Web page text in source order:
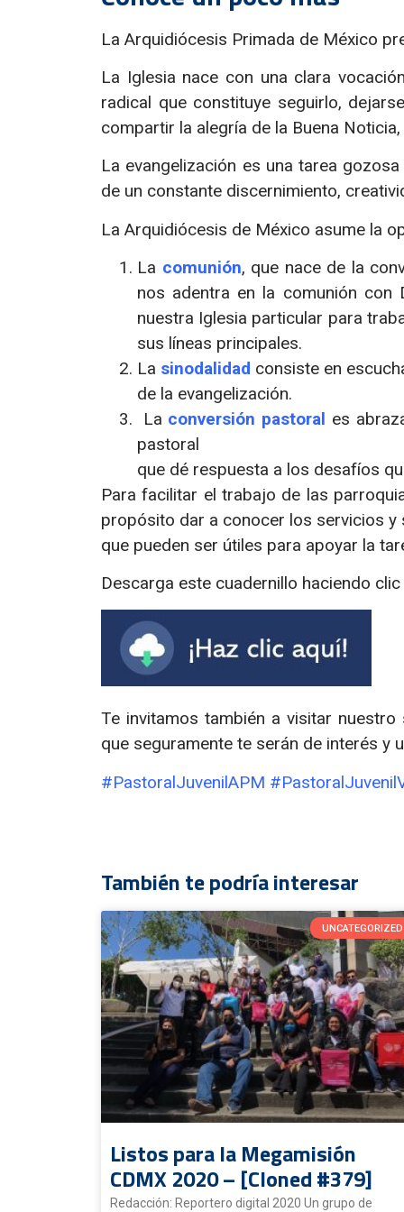
La Arquidiócesis Primada de México
La Iglesia nace con una clara
radical que constituye seguirlo,
compartir la alegría de la Buena
La evangelización es una tarea
de un constante discernimiento,
La Arquidiócesis de México asume la
La comunión, que nace de la
nos adentra en la comunión
nuestra Iglesia particular para
sus líneas principales.
La sinodalidad consiste en
de la evangelización.
La conversión pastoral es
pastoral
que dé respuesta a los desafíos
Para facilitar el trabajo de las
propósito dar a conocer los servicios y
que pueden ser útiles para apoyar la
Descarga este cuadernillo haciendo
Te invitamos también a visitar nuestro
que seguramente te serán de interés y
#PastoralJuvenilAPM
También te podría interesar
UNCATEGORIZED
Listos para la Megamisión
CDMX 2020 – [Cloned #379]
Redacción: Reportero digital 2020 Un grupo de